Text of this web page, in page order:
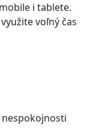
i tablete.
voľný čas